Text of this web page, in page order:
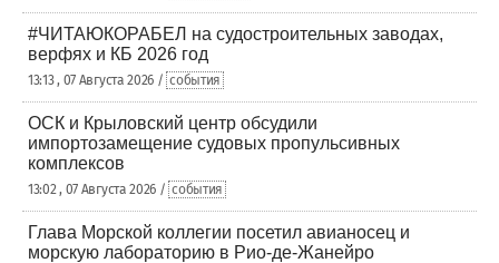
#ЧИТАЮКОРАБЕЛ на судостроительных заводах,
верфях и КБ 2026 год
13:13 , 07 Августа 2026 / события
ОСК и Крыловский центр обсудили
импортозамещение судовых пропульсивных
комплексов
13:02 , 07 Августа 2026 / события
Глава Морской коллегии посетил авианосец и
морскую лабораторию в Рио-де-Жанейро